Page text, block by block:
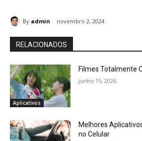
By admin novembro 2, 2024
RELACIONADOS
Aplicativos
Filmes Totalmente
junho 15, 2026
Melhores
no Celular